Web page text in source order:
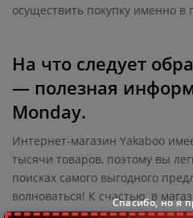
осуществить покупку именно в
На что следует
— полезная
Monday.
Интернет-магазин Yakaboo
тысячи товаров, поэтому вы
поисках самого выгодного
волноваться! К счастью, в
специальная подстраница, на
Спасибо, но я